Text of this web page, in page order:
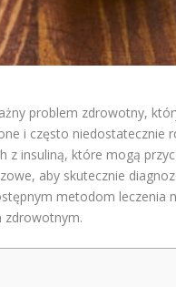
problem zdrowotny,
i często
z insuliną, które mogą
aby skutecznie
metodom leczenia
zdrowotnym.